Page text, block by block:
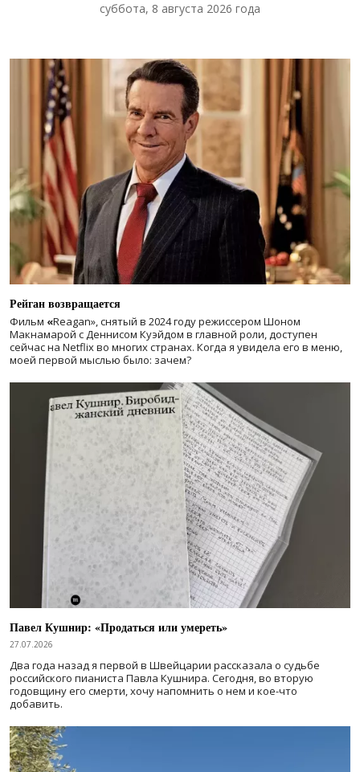
суббота, 8 августа 2026 года
Рейган возвращается
Фильм «Reagan», снятый в 2024 годурежиссером Шоном
Макнамарой с Деннисом Куэйдом в главной роли, доступен
сейчас на Netflix во многих странах. Когда я увидела его в меню,
моей первой мыслью было: зачем?
Павел Кушнир: «Продаться или умереть»
27.07.2026
Два года назад я первой в Швейцарии рассказала о судьбе
российского пианиста Павла Кушнира. Сегодня, во вторую
годовщину его смерти, хочу напомнить о нем и кое-что
добавить.